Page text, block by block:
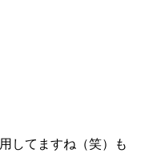
してますね（笑）も